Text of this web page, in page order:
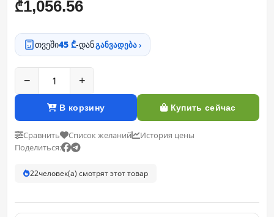
₾1,056.56
თვეში45 ₾-დანგანვადება ›
− +
В корзину Купить сейчас
Сравнить Список желаний
История цены
Поделиться:
22человек(а) смотрят этот товар